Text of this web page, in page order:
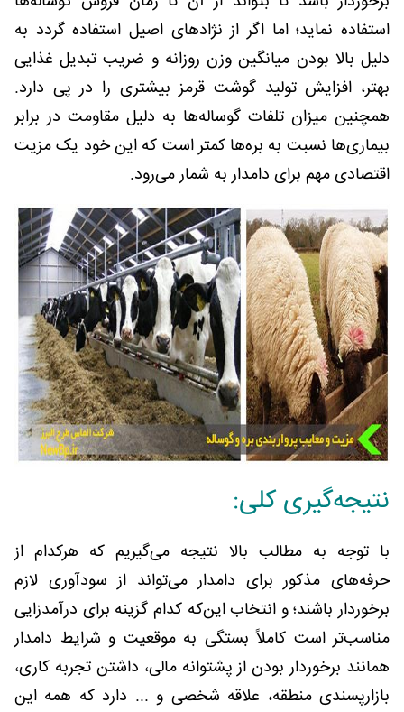
استفاده نماید؛ اما اگر از نژادهای اصیل استفاده گردد به
دلیل بالا بودن میانگین وزن روزانه و ضریب تبدیل غذایی
بهتر، افزایش تولید گوشت قرمز بیشتری را در پی دارد.
همچنین میزان تلفات گوساله‌ها به دلیل مقاومت در برابر
بیماری‌ها نسبت به بره‌ها کمتر است که این خود یک مزیت
اقتصادی مهم برای دامدار به شمار می‌رود.
نتیجه‌گیری کلی:
با توجه به مطالب بالا نتیجه می‌گیریم که هرکدام از
حرفه‌های مذکور برای دامدار می‌تواند از سودآوری لازم
برخوردار باشند؛ و انتخاب این‌که کدام گزینه برای درآمدزایی
مناسب‌تر است کاملاً بستگی به موقعیت و شرایط دامدار
همانند برخوردار بودن از پشتوانه مالی، داشتن تجربه کاری،
بازارپسندی منطقه، علاقه شخصی و ... دارد که همه این